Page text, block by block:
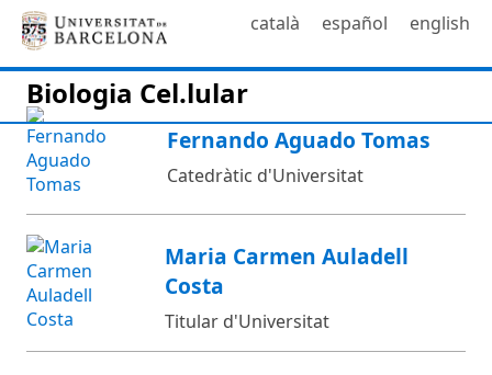
català español english
Biologia Cel.lular
Fernando Aguado Tomas
Catedràtic d'Universitat
Maria Carmen Auladell
Costa
Titular d'Universitat